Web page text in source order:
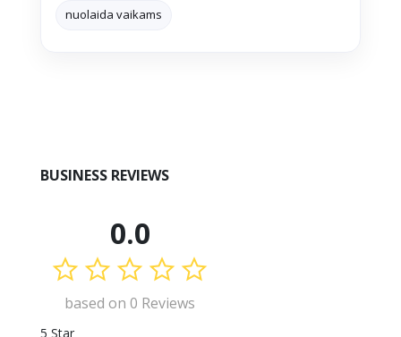
nuolaida vaikams
BUSINESS REVIEWS
0.0
based on 0 Reviews
5 Star